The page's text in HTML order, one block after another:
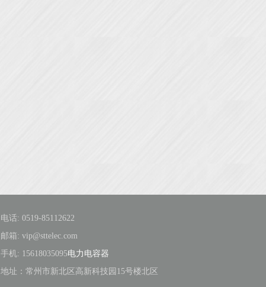
电话: 0519-85112622
邮箱: vip@sttelec.com
手机: 15618035095电力电容器
地址：常州市新北区高新科技园15号楼北区